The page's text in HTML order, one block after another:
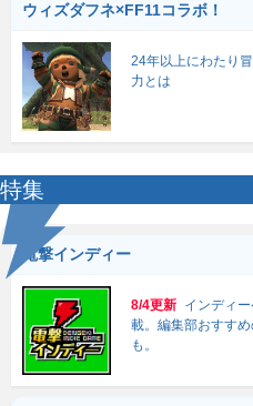
ウィズダフネ×FF11コラボ！
24年以上にわたり
力とは
特集
電撃インディー
8/4更新 インディ
載。編集部おすす
も。